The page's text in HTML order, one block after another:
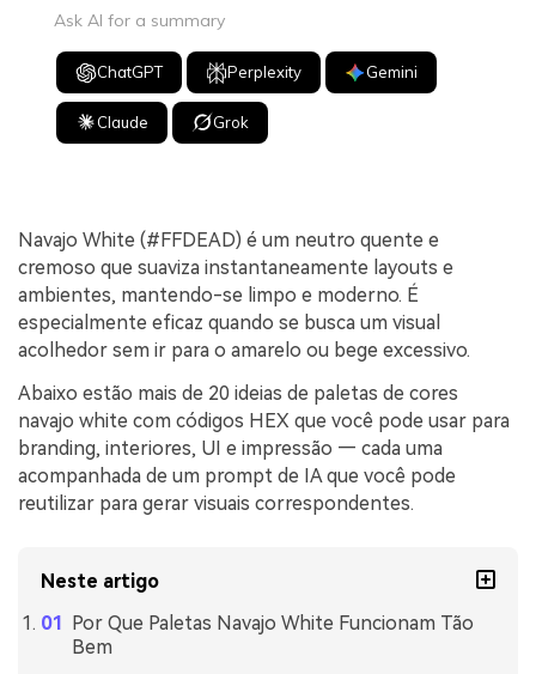
Ask AI for a summary
ChatGPT Perplexity Gemini
Claude Grok
Navajo White (#FFDEAD) é um neutro quente e
cremoso que suaviza instantaneamente layouts e
ambientes, mantendo-se limpo e moderno. É
especialmente eficaz quando se busca um visual
acolhedor sem ir para o amarelo ou bege excessivo.
Abaixo estão mais de 20 ideias de paletas de cores
navajo white com códigos HEX que você pode usar para
branding, interiores, UI e impressão — cada uma
acompanhada de um prompt de IA que você pode
reutilizar para gerar visuais correspondentes.
Neste artigo
Por Que Paletas Navajo White Funcionam Tão
Bem